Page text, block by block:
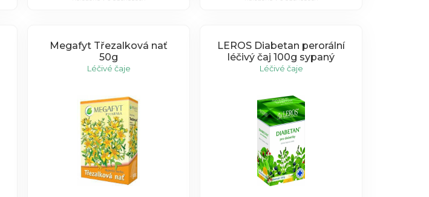
Megafyt Třezalková nať
50g
Léčivé čaje
LEROS Diabetan perorální
léčivý čaj 100g sypaný
Léčivé čaje